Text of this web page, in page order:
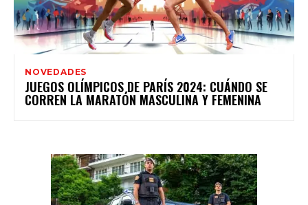
NOVEDADES
JUEGOS OLÍMPICOS DE PARÍS 2024: CUÁNDO SE
CORREN LA MARATÓN MASCULINA Y FEMENINA